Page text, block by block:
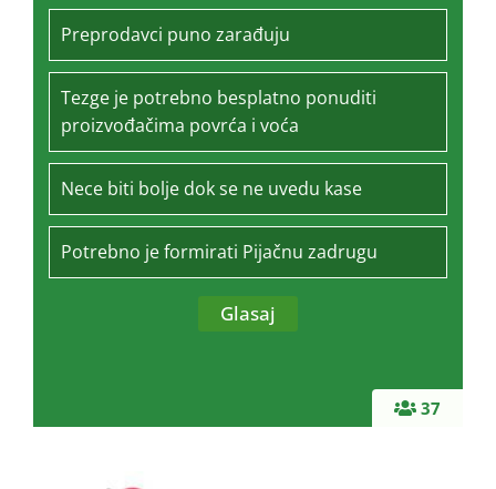
37
Preprodavci puno zarađuju
Tezge je potrebno besplatno ponuditi
proizvođačima povrća i voća
Nece biti bolje dok se ne uvedu kase
Potrebno je formirati Pijačnu zadrugu